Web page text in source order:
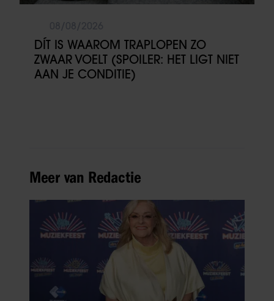
DÍT IS WAAROM TRAPLOPEN ZO
ZWAAR VOELT (SPOILER: HET LIGT NIET
AAN JE CONDITIE)
Meer van Redactie